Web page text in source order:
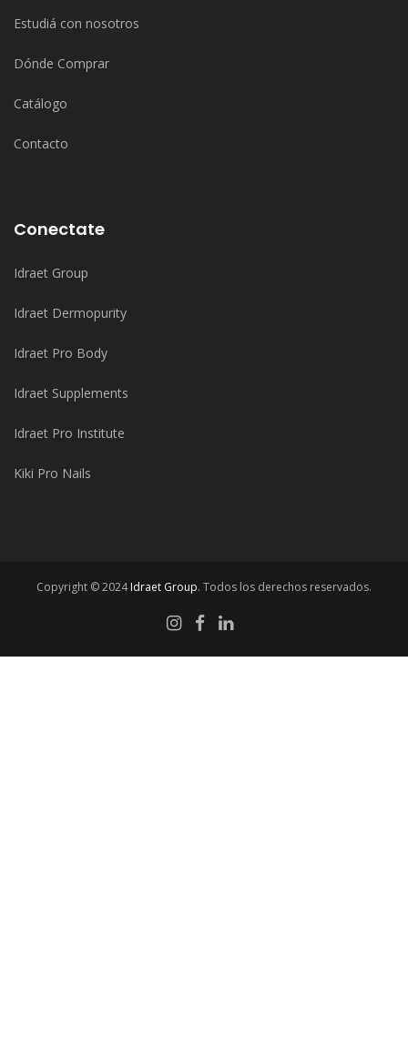
Estudiá con nosotros
Dónde Comprar
Catálogo
Contacto
Conectate
Idraet Group
Idraet Dermopurity
Idraet Pro Body
Idraet Supplements
Idraet Pro Institute
Kiki Pro Nails
Copyright © 2024Idraet Group. Todos los derechos reservados.